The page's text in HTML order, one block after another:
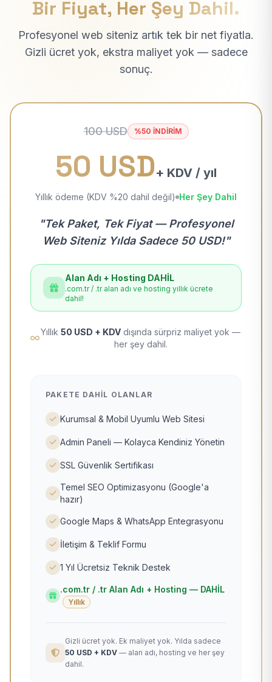
Bir Fiyat, Her Şey Dahil.
Profesyonel web siteniz artık tek bir net fiyatla.
Gizli ücret yok, ekstra maliyet yok — sadece
sonuç.
100 USD %50 İNDİRİM
50 USD+ KDV / yıl
Yıllık ödeme (KDV %20 dahil değil) Her Şey Dahil
"Tek Paket, Tek Fiyat — Profesyonel
Web Siteniz Yılda Sadece 50 USD!"
Alan Adı + Hosting DAHİL
.com.tr / .tr alan adı ve hosting yıllık ücrete
dahil!
Yıllık 50 USD + KDV dışında sürpriz maliyet yok —
her şey dahil.
PAKETE DAHIL OLANLAR
Kurumsal & Mobil Uyumlu Web Sitesi
Admin Paneli — Kolayca Kendiniz Yönetin
SSL Güvenlik Sertifikası
Temel SEO Optimizasyonu (Google'a
hazır)
Google Maps & WhatsApp Entegrasyonu
İletişim & Teklif Formu
1 Yıl Ücretsiz Teknik Destek
.com.tr / .tr Alan Adı + Hosting — DAHİL
Yıllık
Gizli ücret yok. Ek maliyet yok. Yılda sadece
50 USD + KDV — alan adı, hosting ve her şey
dahil.